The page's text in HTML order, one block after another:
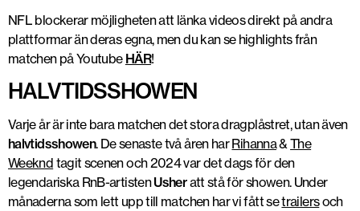
NFL blockerar möjligheten att länka videos direkt på andra
plattformar än deras egna, men du kan se highlights från
matchen på Youtube HÄR!
HALVTIDSSHOWEN
Varje år är inte bara matchen det stora dragplåstret, utan även
halvtidsshowen. De senaste två åren harRihanna&The
Weeknd tagit scenen och 2024 var det dags för den
legendariska RnB-artistenUsheratt stå för showen. Under
månaderna som lett upp till matchen har vi fått setrailersoch